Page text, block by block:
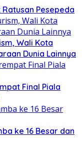
Ratusan Pesepeda
Wali Kota
Dunia Lainnya
Final Piala
ke 16 Besar dan